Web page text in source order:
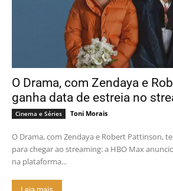
O Drama, com Zendaya e
ganha data de estreia no
Cinema e Séries Toni Morais
O Drama, com Zendaya e Robert Pattinson,
para chegar ao streaming: a HBO Max
na plataforma...